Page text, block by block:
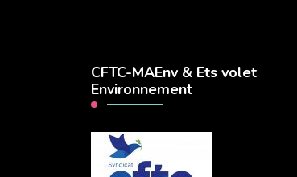
CFTC-MAEnv & Ets volet
Environnement